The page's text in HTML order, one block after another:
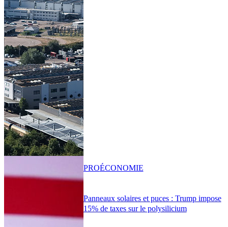
Panneaux solaires et puces : Trump impose
15% de taxes sur le polysilicium
PROÉCONOMIE